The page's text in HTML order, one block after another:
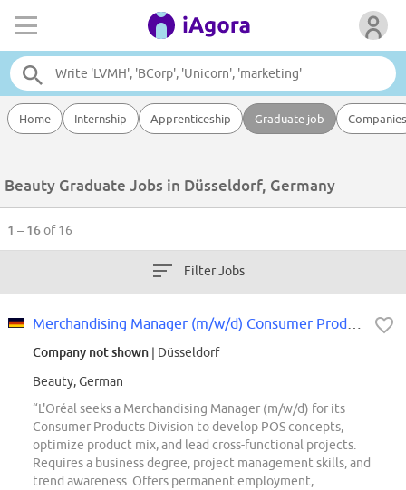
Home Internship Apprenticeship Graduate job Companies
Beauty Graduate Jobs in Düsseldorf, Germany
1 – 16of 16
Filter Jobs
Company not shown | Düsseldorf
Beauty, German
“L'Oréal seeks a Merchandising Manager (m/w/d) for its
Consumer Products Division to develop POS concepts,
optimize product mix, and lead cross-functional projects.
Requires a business degree, project management skills, and
trend awareness. Offers permanent employment,